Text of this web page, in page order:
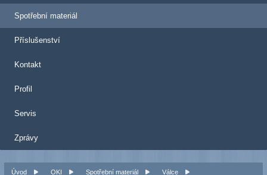
Spotřební materiál
Příslušenství
Kontakt
Profil
Servis
Zprávy
Úvod OKI Spotřební materiál Válce